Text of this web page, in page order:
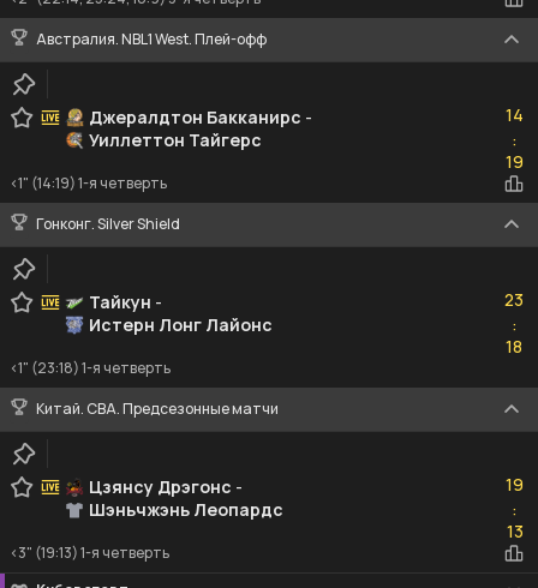
Австралия. NBL1 West. Плей-офф
Джералдтон Бакканирс -
Уиллеттон Тайгерс
14
:19
19
<1" (14:19) 1-я четверть
Гонконг. Silver Shield
Тайкун -
Истерн Лонг Лайонс
23
:18
18
<1" (23:18) 1-я четверть
Китай. CBA. Предсезонные матчи
Цзянсу Дрэгонс -
Шэньчжэнь Леопардс
19
:13
13
<3" (19:13) 1-я четверть